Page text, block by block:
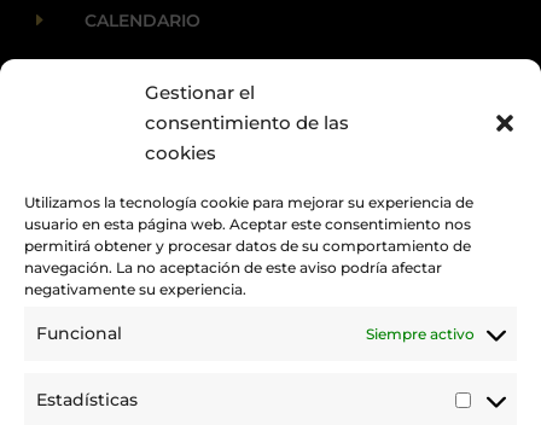
Gestionar el
consentimiento de las
cookies
Utilizamos la tecnología cookie para mejorar su experiencia de
usuario en esta página web. Aceptar este consentimiento nos
permitirá obtener y procesar datos de su comportamiento de
navegación. La no aceptación de este aviso podría afectar
negativamente su experiencia.
Funcional Siempre activo
Estadísticas
E CALENDARIO
ACTUALIDAD
Promovemos y desarrollamos la práctica de la hípica en Canarias.